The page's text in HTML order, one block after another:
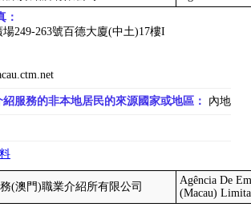
：
249-263號百德大廈(中土)17樓I
服務的非本地居民的來源國家或地區： 內地
(澳門)職業介紹所有限公司
Agência De
(Macau)